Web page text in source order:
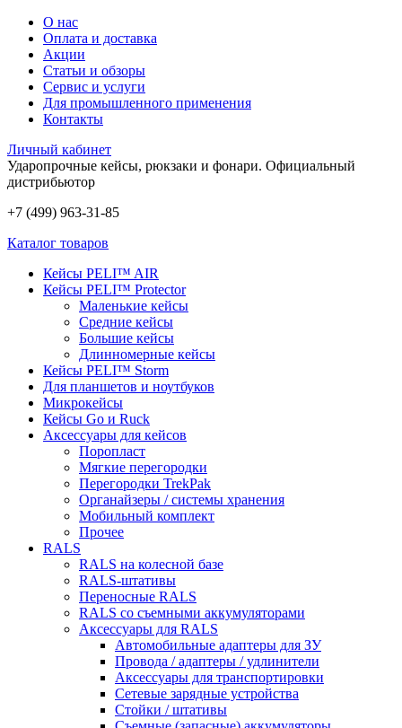
О нас
Оплата и доставка
Акции
Статьи и обзоры
Сервис и услуги
Для промышленного применения
Контакты
Личный кабинет
Ударопрочные кейсы, рюкзаки и фонари. Официальный
дистрибьютор
+7 (499) 963-31-85
Каталог товаров
Кейсы PELI™ AIR
Кейсы PELI™ Protector
Маленькие кейсы
Средние кейсы
Большие кейсы
Длинномерные кейсы
Кейсы PELI™ Storm
Для планшетов и ноутбуков
Микрокейсы
Кейсы Go и Ruck
Аксессуары для кейсов
Поропласт
Мягкие перегородки
Перегородки TrekPak
Органайзеры / системы хранения
Мобильный комплект
Прочее
RALS
RALS на колесной базе
RALS-штативы
Переносные RALS
RALS со съемными аккумуляторами
Аксессуары для RALS
Автомобильные адаптеры для ЗУ
Провода / адаптеры / удлинители
Аксессуары для транспортировки
Сетевые зарядные устройства
Стойки / штативы